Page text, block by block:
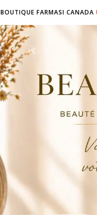
BOUTIQUE FARMASI CANADA